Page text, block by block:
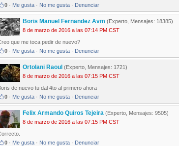
0 · Me gusta · No me gusta · Denunciar
Boris Manuel Fernandez Avm (Experto, Mensajes: 18385)
8 de marzo de 2016 a las 07:14 PM CST
que me toca pedir de nuevo?
0 · Me gusta · No me gusta · Denunciar
Ortolani Raoul (Experto, Mensajes: 1721)
8 de marzo de 2016 a las 07:15 PM CST
de nuevo tu dal 4to al primero ahora
0 · Me gusta · No me gusta · Denunciar
Felix Armando Quiros Tejeira (Experto, Mensajes: 9505)
8 de marzo de 2016 a las 07:15 PM CST
0 · Me gusta · No me gusta · Denunciar